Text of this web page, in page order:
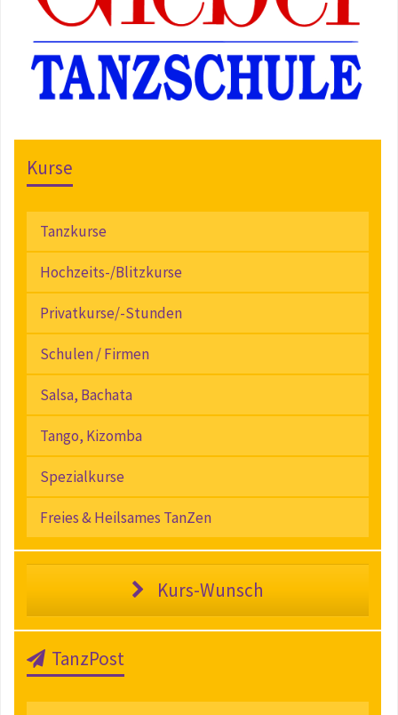
Kurse
Tanzkurse
Hochzeits-/Blitzkurse
Privatkurse/-Stunden
Schulen / Firmen
Salsa, Bachata
Tango, Kizomba
Spezialkurse
Freies & Heilsames TanZen
Kurs-Wunsch
TanzPost